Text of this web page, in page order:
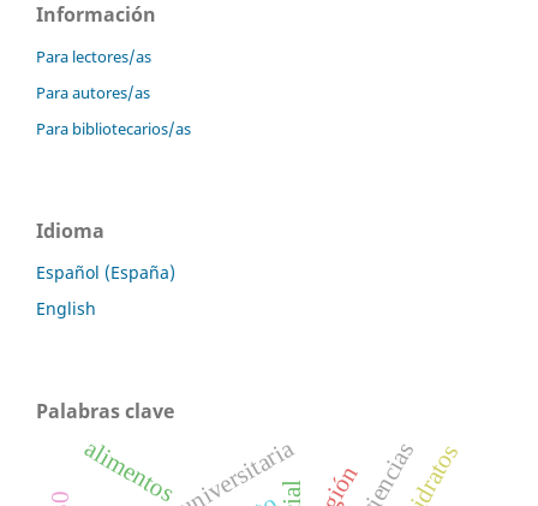
Información
Para lectores/as
Para autores/as
Para bibliotecarios/as
Idioma
Español (España)
English
Palabras clave
alimentos